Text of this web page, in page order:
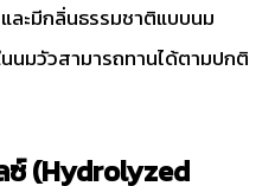
ละมีกลิ่นธรรมชาติแบบนม
นมวัวสามารถทานได้ตามปกติ
ซ์ (Hydrolyzed